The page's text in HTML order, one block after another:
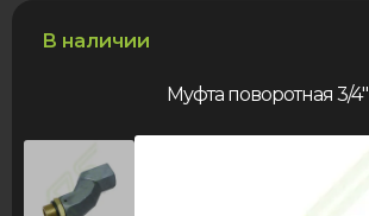
В наличии
Муфта поворотная 3/4″